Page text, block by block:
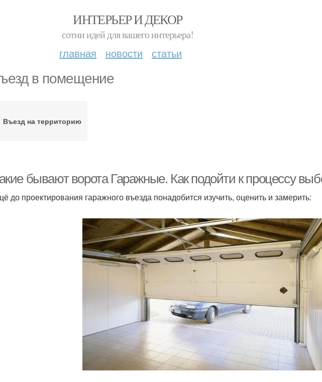
ИНТЕРЬЕР И ДЕКОР
сотни идей для вашего интерьера!
главная новости статьи
в помещение
Въезд на территорию
бывают ворота Гаражные. Как подойти к процессу
до проектирования гаражного въезда понадобится изучить, оценить и замерить: